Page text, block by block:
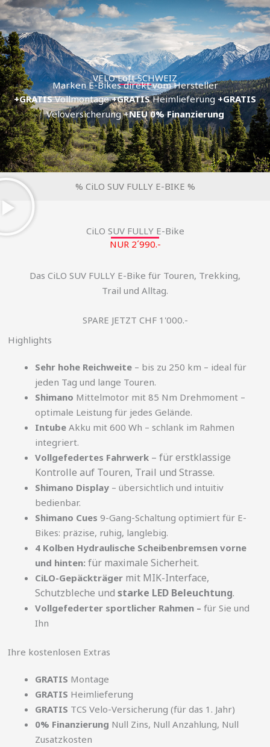
Zum
Inhalt
springen
VELO Loft SCHWEIZ
Marken E-Bikes direkt vom Hersteller
+GRATISVollmontage+GRATISHeimlieferung +GRATIS
Veloversicherung +NEU 0% Finanzierung
% CiLO SUV FULLY E-BIKE %
CiLO SUV FULLY E-Bike
NUR 2´990.-
Das CiLO SUV FULLY E-Bike für Touren, Trekking,
Trail und Alltag.
SPARE JETZT CHF 1'000.-
Highlights
Sehr hohe Reichweite – bis zu 250 km – ideal für
jeden Tag und lange Touren.
Shimano Mittelmotor mit 85 Nm Drehmoment –
optimale Leistung für jedes Gelände.
Intube Akku mit 600 Wh – schlank im Rahmen
integriert.
Vollgefedertes Fahrwerk – für erstklassige
Kontrolle auf Touren, Trail und Strasse.
Shimano Display – übersichtlich und intuitiv
bedienbar.
Shimano Cues 9-Gang-Schaltung optimiert für E-
Bikes: präzise, ruhig, langlebig.
4 Kolben Hydraulische Scheibenbremsen vorne
und hinten: für maximale Sicherheit.
CiLO-Gepäckträger mit MIK-Interface,
Schutzbleche und starke LED Beleuchtung.
Vollgefederter sportlicher Rahmen – für Sie und
Ihn
Ihre kostenlosen Extras
GRATIS Montage
GRATIS Heimlieferung
GRATIS TCS Velo-Versicherung (für das 1. Jahr)
0% Finanzierung Null Zins, Null Anzahlung, Null
Zusatzkosten